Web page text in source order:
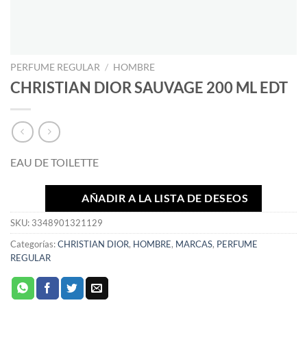
PERFUME REGULAR / HOMBRE
CHRISTIAN DIOR SAUVAGE 200 ML EDT
EAU DE TOILETTE
AÑADIR A LA LISTA DE DESEOS
SKU: 3348901321129
Categorías:CHRISTIAN DIOR, HOMBRE, MARCAS, PERFUME
REGULAR